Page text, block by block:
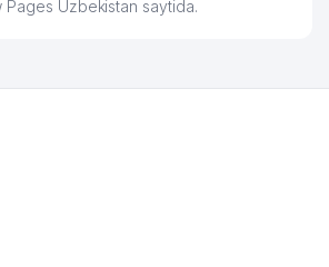
Pages Uzbekistan saytida.